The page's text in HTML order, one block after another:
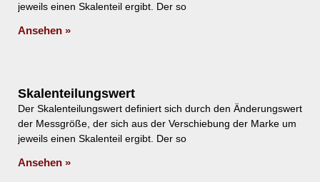
jeweils einen Skalenteil ergibt. Der so
Ansehen »
Skalenteilungswert
Der Skalenteilungswert definiert sich durch den Änderungswert
der Messgröße, der sich aus der Verschiebung der Marke um
jeweils einen Skalenteil ergibt. Der so
Ansehen »